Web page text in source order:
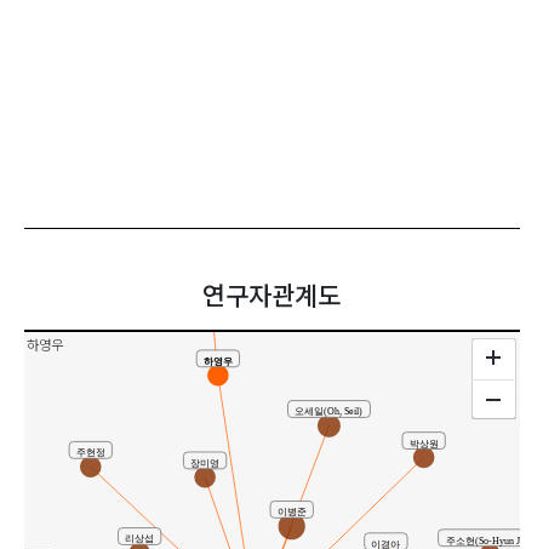
연구자관계도
하영우
리상섭
박상원
오세일(Oh, Seil)
이경아
이병준
장미영
주소현(So-Hyun Joo)
주현정
하영우